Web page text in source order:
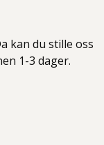
kan du stille oss
1-3 dager.